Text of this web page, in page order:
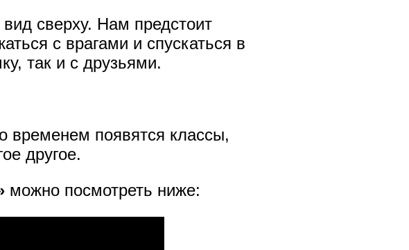
сверху. Нам предстоит
с врагами и спускаться в
так и с друзьями.
временем появятся классы,
другое.
можно посмотреть ниже: